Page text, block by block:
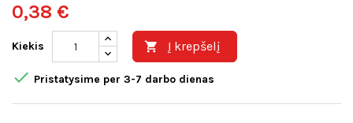
0,38 €
Kiekis  Į krepšelį
 Pristatysime per 3-7 darbo dienas